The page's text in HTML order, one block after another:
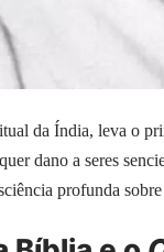
da Índia, leva o
dano a seres
profunda